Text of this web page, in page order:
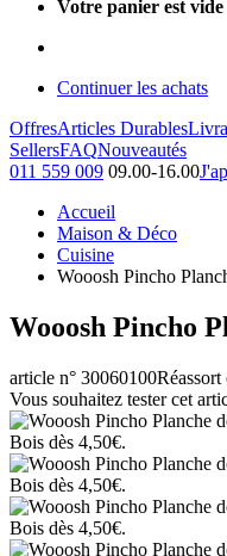
Votre panier est vide
Continuer les achats
OffresArticles Durables
SellersFAQNouveautés
011 559 009 09.00-16.00
Accueil
Maison & Déco
Cuisine
Wooosh Pincho
Wooosh Pincho
article n° 30060100Réassort
Vous souhaitez tester cet